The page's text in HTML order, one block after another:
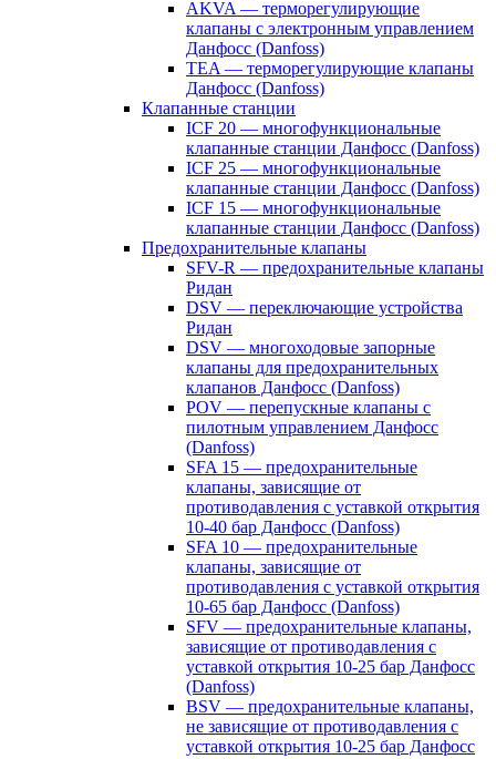
AKVA — терморегулирующие
клапаны с электронным управлением
Данфосс (Danfoss)
TEA — терморегулирующие клапаны
Данфосс (Danfoss)
Клапанные станции
ICF 20 — многофункциональные
клапанные станции Данфосс (Danfoss)
ICF 25 — многофункциональные
клапанные станции Данфосс (Danfoss)
ICF 15 — многофункциональные
клапанные станции Данфосс (Danfoss)
Предохранительные клапаны
SFV-R — предохранительные клапаны
Ридан
DSV — переключающие устройства
Ридан
DSV — многоходовые запорные
клапаны для предохранительных
клапанов Данфосс (Danfoss)
POV — перепускные клапаны с
пилотным управлением Данфосс
(Danfoss)
SFA 15 — предохранительные
клапаны, зависящие от
противодавления с уставкой открытия
10-40 бар Данфосс (Danfoss)
SFA 10 — предохранительные
клапаны, зависящие от
противодавления с уставкой открытия
10-65 бар Данфосс (Danfoss)
SFV — предохранительные клапаны,
зависящие от противодавления с
уставкой открытия 10-25 бар Данфосс
(Danfoss)
BSV — предохранительные клапаны,
не зависящие от противодавления с
уставкой открытия 10-25 бар Данфосс